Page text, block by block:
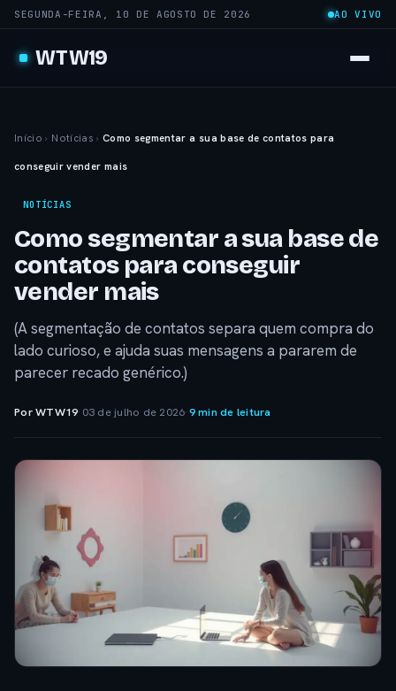
SEGUNDA-FEIRA, 10 DE AGOSTO DE 2026 AO VIVO
WTW19
Início › Notícias › Como segmentar a sua base de contatos para
conseguir vender mais
NOTÍCIAS
Como segmentar a sua base de
contatos para conseguir
vender mais
(A segmentação de contatos separa quem compra do
lado curioso, e ajuda suas mensagens a pararem de
parecer recado genérico.)
Por WTW19· 03 de julho de 2026·9 min de leitura